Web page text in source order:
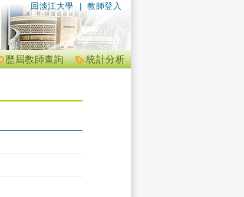
| 教師登入
回淡江大學
統計分析
歷屆教師查詢